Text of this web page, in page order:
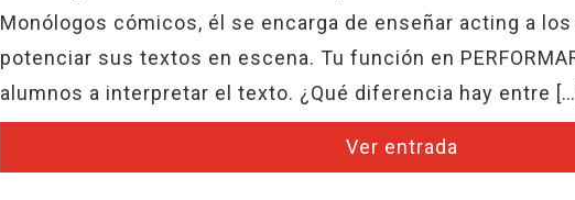
Monólogos cómicos, él se encarga de enseñar acting a los
potenciar sus textos en escena. Tu función en
alumnos a interpretar el texto. ¿Qué diferencia hay entre
Ver entrada